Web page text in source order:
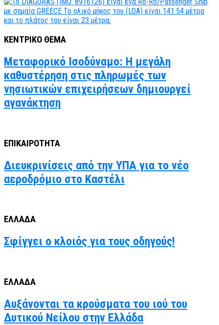
ΚΕΝΤΡΙΚΟ ΘΕΜΑ
Μεταφορικό Ισοδύναμο: Η μεγάλη
καθυστέρηση στις πληρωμές των
νησιωτικών επιχειρήσεων δημιουργεί
αγανάκτηση
ΕΠΙΚΑΙΡΟΤΗΤΑ
Διευκρινίσεις από την ΥΠΑ για το νέο
αεροδρόμιο στο Καστέλι
ΕΛΛΑΔΑ
Σφίγγει ο κλοιός για τους οδηγούς!
ΕΛΛΑΔΑ
Αυξάνονται τα κρούσματα του ιού του
Δυτικού Νείλου στην Ελλάδα